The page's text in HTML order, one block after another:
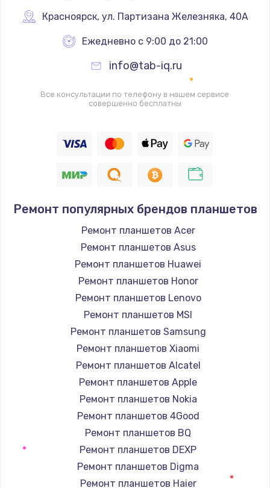
Замена реле
Замена термопредохранителя
700 руб.
Замена ТЭНа
2500 руб.
Замена шнура
1400 руб.
Заказать
Замена / ремонт электронного модуля
управления
600 руб.
Заказать
Замена конфорки
1100 руб.
Заказать
Замена платы сенсора
Заказать
Красноярск, ул. Партизана Железняка, 40А
Ежедневно с 9:00 до 21:00
info@tab-iq.ru
Все консультации по телефону в нашем сервисе
совершенно бесплатны
Ремонт популярных брендов планшетов
Ремонт планшетов Acer
Ремонт планшетов Asus
Ремонт планшетов Huawei
Ремонт планшетов Honor
Ремонт планшетов Lenovo
Ремонт планшетов MSI
Ремонт планшетов Samsung
Ремонт планшетов Xiaomi
Ремонт планшетов Alcatel
Ремонт планшетов Apple
Ремонт планшетов Nokia
Ремонт планшетов 4Good
Ремонт планшетов BQ
Ремонт планшетов DEXP
Ремонт планшетов Digma
Ремонт планшетов Haier